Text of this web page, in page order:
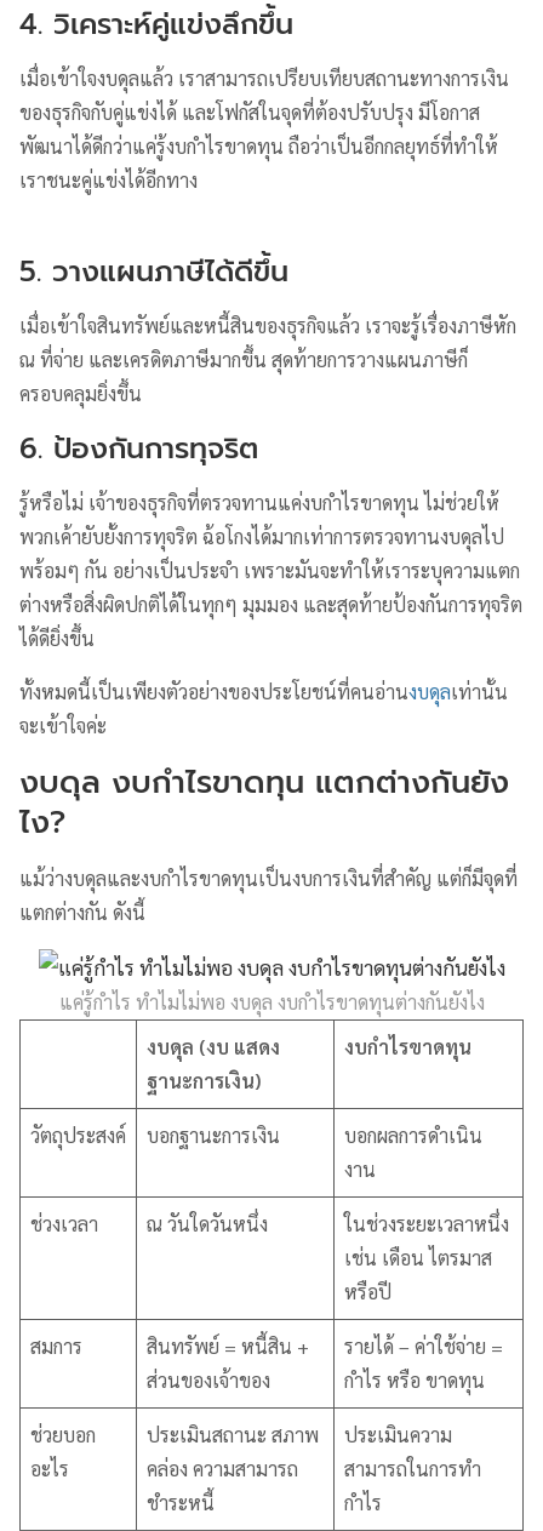
4. วิเคราะห์คู่แข่งลึกขึ้น
เมื่อเข้าใจงบดุลแล้ว เราสามารถเปรียบเทียบสถานะทางการเงิน
ของธุรกิจกับคู่แข่งได้ และโฟกัสในจุดที่ต้องปรับปรุง มีโอกาส
พัฒนาได้ดีกว่าแค่รู้งบกำไรขาดทุน ถือว่าเป็นอีกกลยุทธ์ที่ทำให้
เราชนะคู่แข่งได้อีกทาง
5. วางแผนภาษีได้ดีขึ้น
เมื่อเข้าใจสินทรัพย์และหนี้สินของธุรกิจแล้ว เราจะรู้เรื่องภาษีหัก
ณ ที่จ่าย และเครดิตภาษีมากขึ้น สุดท้ายการวางแผนภาษีก็
ครอบคลุมยิ่งขึ้น
6. ป้องกันการทุจริต
รู้หรือไม่ เจ้าของธุรกิจที่ตรวจทานแค่งบกำไรขาดทุน ไม่ช่วยให้
พวกเค้ายับยั้งการทุจริต ฉ้อโกงได้มากเท่าการตรวจทานงบดุลไป
พร้อมๆ กัน อย่างเป็นประจำ เพราะมันจะทำให้เราระบุความแตก
ต่างหรือสิ่งผิดปกติได้ในทุกๆ มุมมอง และสุดท้ายป้องกันการทุจริต
ได้ดียิ่งขึ้น
ทั้งหมดนี้เป็นเพียงตัวอย่างของประโยชน์ที่คนอ่านงบดุลเท่านั้น
จะเข้าใจค่ะ
งบดุล งบกำไรขาดทุน แตกต่างกันยัง
ไง?
แม้ว่างบดุลและงบกำไรขาดทุนเป็นงบการเงินที่สำคัญ แต่ก็มีจุดที่
แตกต่างกัน ดังนี้
แค่รู้กำไร ทำไมไม่พอ งบดุล งบกำไรขาดทุนต่างกันยังไง
งบดุล (งบ แสดง
ฐานะการเงิน)
งบกำไรขาดทุน
วัตถุประสงค์ บอกฐานะการเงิน
บอกผลการดำเนิน
งาน
ช่วงเวลา ณ วันใดวันหนึ่ง
ในช่วงระยะเวลาหนึ่ง
เช่น เดือน ไตรมาส
หรือปี
สมการ
สินทรัพย์ = หนี้สิน +
ส่วนของเจ้าของ
รายได้ – ค่าใช้จ่าย =
กำไร หรือ ขาดทุน
ช่วยบอก
อะไร
ประเมินสถานะ สภาพ
คล่อง ความสามารถ
ชำระหนี้
ประเมินความ
สามารถในการทำ
กำไร